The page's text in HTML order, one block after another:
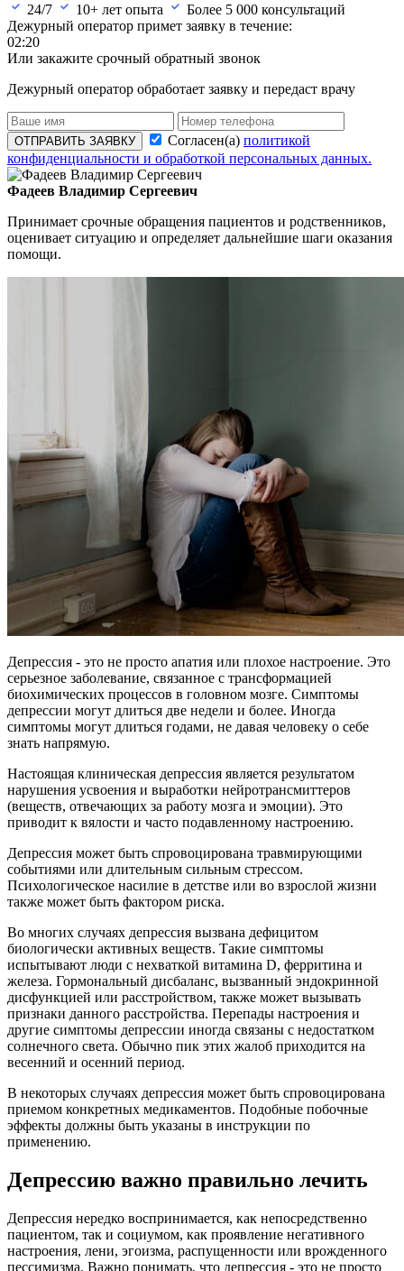
24/7
10+ лет опыта Более 5 000 консультаций
Дежурный оператор примет заявку в течение:
02:20
Или закажите срочный обратный звонок
Дежурный оператор обработает заявку и передаст врачу
ОТПРАВИТЬ ЗАЯВКУ Согласен(а) политикой
конфиденциальности и обработкой персональных данных.
Фадеев Владимир Сергеевич
Принимает срочные обращения пациентов и родственников,
оценивает ситуацию и определяет дальнейшие шаги оказания
помощи.
Депрессия - это не просто апатия или плохое настроение. Это
серьезное заболевание, связанное с трансформацией
биохимических процессов в головном мозге. Симптомы
депрессии могут длиться две недели и более. Иногда
симптомы могут длиться годами, не давая человеку о себе
знать напрямую.
Настоящая клиническая депрессия является результатом
нарушения усвоения и выработки нейротрансмиттеров
(веществ, отвечающих за работу мозга и эмоции). Это
приводит к вялости и часто подавленному настроению.
Депрессия может быть спровоцирована травмирующими
событиями или длительным сильным стрессом.
Психологическое насилие в детстве или во взрослой жизни
также может быть фактором риска.
Во многих случаях депрессия вызвана дефицитом
биологически активных веществ. Такие симптомы
испытывают люди с нехваткой витамина D, ферритина и
железа. Гормональный дисбаланс, вызванный эндокринной
дисфункцией или расстройством, также может вызывать
признаки данного расстройства. Перепады настроения и
другие симптомы депрессии иногда связаны с недостатком
солнечного света. Обычно пик этих жалоб приходится на
весенний и осенний период.
В некоторых случаях депрессия может быть спровоцирована
приемом конкретных медикаментов. Подобные побочные
эффекты должны быть указаны в инструкции по
применению.
Депрессию важно правильно лечить
Депрессия нередко воспринимается, как непосредственно
пациентом, так и социумом, как проявление негативного
настроения, лени, эгоизма, распущенности или врожденного
пессимизма. Важно понимать, что депрессия - это не просто